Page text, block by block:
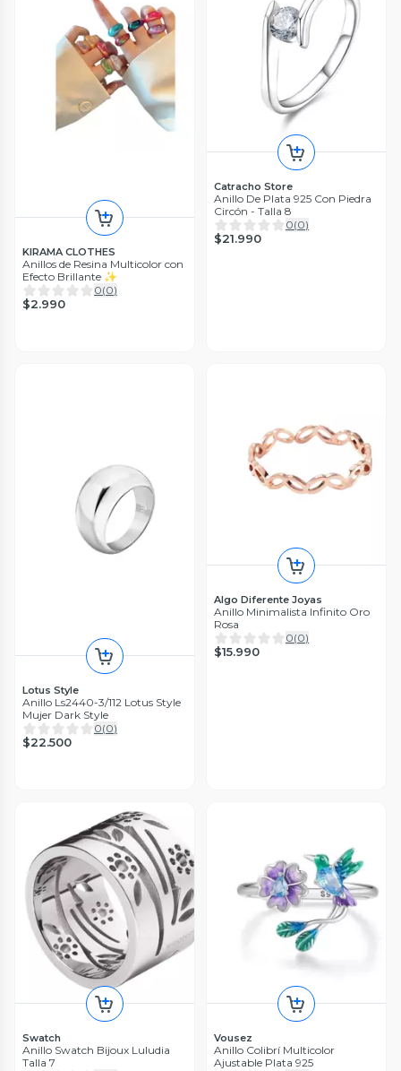
KIRAMA CLOTHES
Anillos de Resina Multicolor con
Efecto Brillante ✨
0(0)
$2.990
Catracho Store
Anillo De Plata 925 Con Piedra
Circón - Talla 8
0(0)
$21.990
Lotus Style
Anillo Ls2440-3/112 Lotus Style
Mujer Dark Style
0(0)
$22.500
Algo Diferente Joyas
Anillo Minimalista Infinito Oro
Rosa
0(0)
$15.990
Swatch
Anillo Swatch Bijoux Luludia
Talla 7
Vousez
Anillo Colibrí Multicolor
Ajustable Plata 925